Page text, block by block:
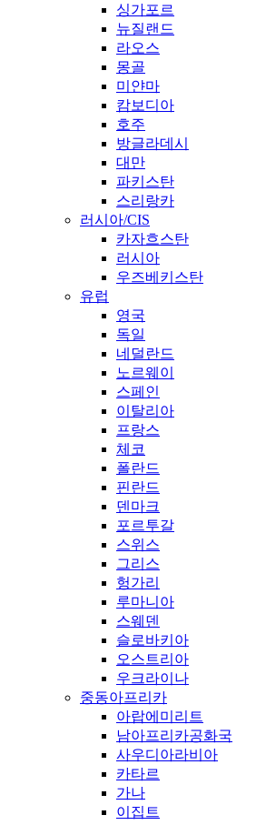
싱가포르
뉴질랜드
라오스
몽골
미얀마
캄보디아
호주
방글라데시
대만
파키스탄
스리랑카
러시아/CIS
카자흐스탄
러시아
우즈베키스탄
유럽
영국
독일
네덜란드
노르웨이
스페인
이탈리아
프랑스
체코
폴란드
핀란드
덴마크
포르투갈
스위스
그리스
헝가리
루마니아
스웨덴
슬로바키아
오스트리아
우크라이나
중동아프리카
아랍에미리트
남아프리카공화국
사우디아라비아
카타르
가나
이집트